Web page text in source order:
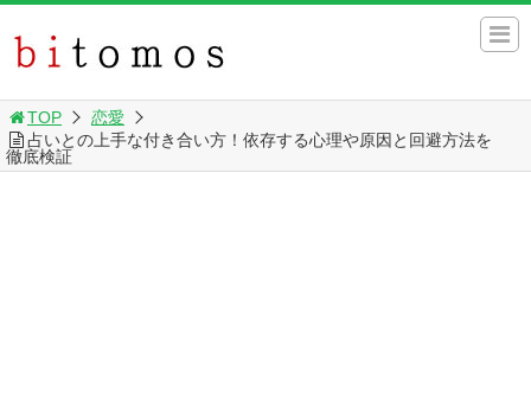
TOP
恋愛
占いとの上手な付き合い方！依存する心理や原因と回避方法を
徹底検証